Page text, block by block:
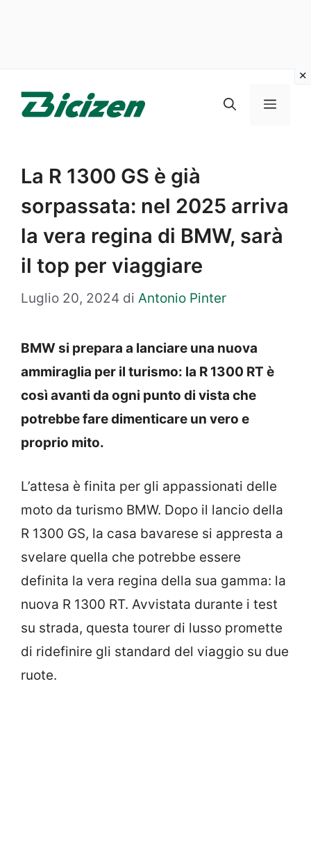
Menu
La R 1300 GS è già
sorpassata: nel 2025 arriva
la vera regina di BMW, sarà
il top per viaggiare
Luglio 20, 2024 di Antonio Pinter
BMW si prepara a lanciare una nuova
ammiraglia per il turismo: la R 1300 RT è
così avanti da ogni punto di vista che
potrebbe fare dimenticare un vero e
proprio mito.
L’attesa è finita per gli appassionati delle
moto da turismo BMW. Dopo il lancio della
R 1300 GS, la casa bavarese si appresta a
svelare quella che potrebbe essere
definita la vera regina della sua gamma: la
nuova R 1300 RT. Avvistata durante i test
su strada, questa tourer di lusso promette
di ridefinire gli standard del viaggio su due
ruote.